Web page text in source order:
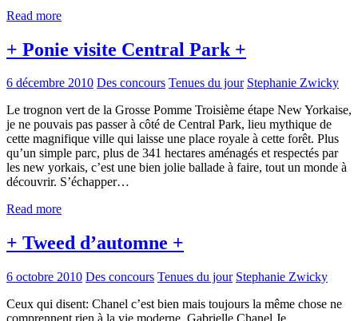
Read more
+ Ponie visite Central Park +
6 décembre 2010 Des concours Tenues du jour Stephanie Zwicky
Le trognon vert de la Grosse Pomme Troisième étape New Yorkaise,
je ne pouvais pas passer à côté de Central Park, lieu mythique de
cette magnifique ville qui laisse une place royale à cette forêt. Plus
qu’un simple parc, plus de 341 hectares aménagés et respectés par
les new yorkais, c’est une bien jolie ballade à faire, tout un monde à
découvrir. S’échapper…
Read more
+ Tweed d’automne +
6 octobre 2010 Des concours Tenues du jour Stephanie Zwicky
Ceux qui disent: Chanel c’est bien mais toujours la même chose ne